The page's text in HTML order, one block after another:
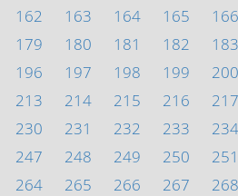
162 163 164 165 166
179 180 181 182 183
196 197 198 199 200
213 214 215 216 217
230 231 232 233 234
247 248 249 250 251
264 265 266 267 268